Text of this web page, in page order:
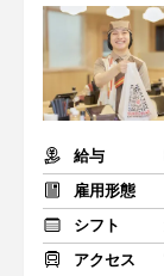
給与
雇用形態
シフト
アクセス